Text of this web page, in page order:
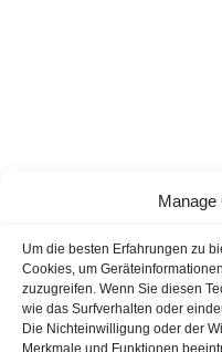
Manage
Um die besten Erfahrungen zu
Cookies, um
zuzugreifen. Wenn Sie diesen
wie das Surfverhalten oder
Die Nichteinwilligung oder der
Merkmale und Funktionen